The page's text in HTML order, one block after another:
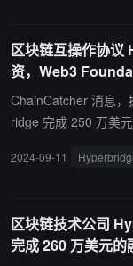
区块链互操作协议
资，Web3
ChainCatcher 消息
ridge 完成 250 万美
该协议还已经在
2024-09-11
区块链技术公司
完成 260 万美元的